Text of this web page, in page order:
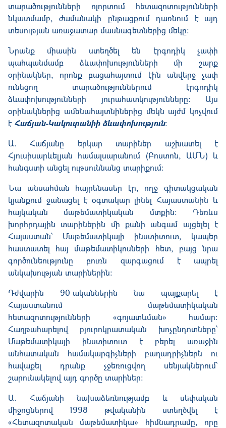
տարածությունների ոլորտում հետազոտությունների
նկատմամբ, ժամանակի ընթացքում դառնում է այդ
տեսության առաջատար մասնագետներից մեկը:
Նրանք միասին ստեղծել են էրգոդիկ չափի
պահպանմամբ ձևափոխությունների մի շարք
օրինակներ, որոնք բացահայտում էին անվերջ չափ
ունեցող տարածություններում էրգոդիկ
ձևափոխությունների յուրահատկությունները։ Այս
օրինակներից ամենահայտնիներից մեկն այժմ կոչվում
է Հաճյան-Կակուտանիի ձևափոխություն։
Ա. Հաճյանը երկար տարիներ աշխատել է
Հյուսիսարևելյան համալսարանում (Բոստոն, ԱՄՆ) և
հանգստի անցել ութսուննանց տարիքում:
Նա անսահման հայրենասեր էր, ողջ գիտակցական
կյանքում ջանացել է օգտակար լինել Հայաստանին և
հայկական մաթեմատիկական մտքին։ Դեռևս
խորհրդային տարիներին մի քանի անգամ այցելել է
Հայաստան՝ Մաթեմատիկայի ինստիտուտ, կապեր
հաստատել հայ մաթեմատիկոսների հետ, բայց նրա
գործունեությունը բուռն զարգացում է ապրել
անկախության տարիներին։
Դժվարին 90-ականներին նա պայքարել է
Հայաստանում մաթեմատիկական
հետազոտությունների «գոյատևման» համար:
Հաղթահարելով բյուրոկրատական խոչընդոտները՝
Մաթեմատիկայի ինստիտուտ է բերել առաջին
անհատական ​համակարգիչների բաղադրիչներն ու
հավաքել դրանք չջեռուցվող սենյակներում՝
շարունակելով այդ գործը տարիներ:
Ա. Հաճյանի նախաձեռնությամբ և սեփական
միջոցներով 1998 թվականին ստեղծվել է
«Հետազոտական մաթեմատիկա» հիմնադրամը, որը